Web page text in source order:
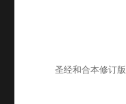
圣经和合本修订版